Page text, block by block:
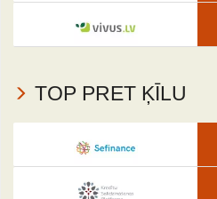
TOP PRET ĶĪLU